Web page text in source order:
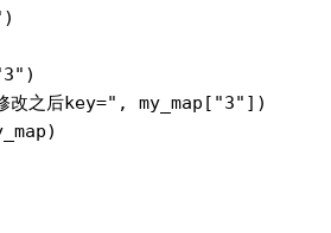
之后key=", my_map["3"])